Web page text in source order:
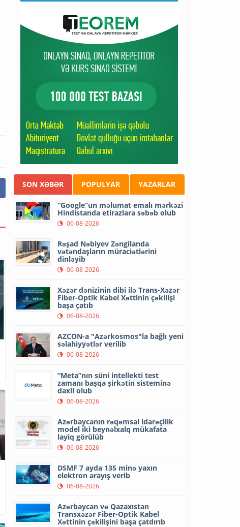
SON XƏBƏR POPULYAR YAZARLAR
“Google”un məlumat emalı mərkəzi
Hindistanda etirazlara səbəb olub
06-08-2026
Rəşad Nəbiyev Zəngilanda
vətəndaşların müraciətlərini
dinləyib
06-08-2026
Xəzər dənizinin dibi ilə Trans-Xəzər
Fiber-Optik Kabel Xəttinin çəkilişi
başa çatıb
06-08-2026
AZCON-a "Azərkosmos"la bağlı yeni
səlahiyyətlər verilib
06-08-2026
“Meta”nın süni intellekti test
zamanı başqa şirkətin sisteminə
daxil olub
06-08-2026
Azərbaycanın rəqəmsal idarəçilik
model iki beynəlxalq mükafata
layiq görülüb
06-08-2026
DSMF 7 ayda 135 minə yaxın
elektron arayış verib
06-08-2026
Azərbaycan və Qazaxıstan
Transxəzər Fiber-Optik Kabel
Xəttinin çəkilişini başa çatdırıb